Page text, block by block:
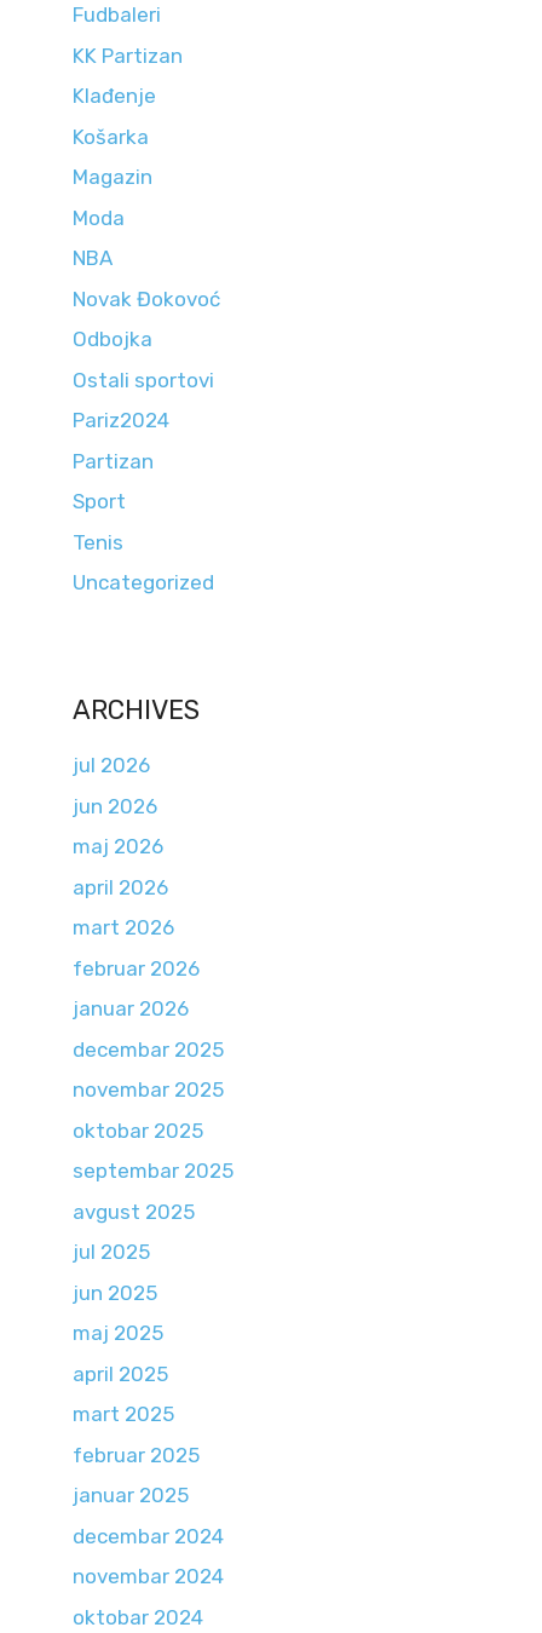
Fudbaleri
KK Partizan
Klađenje
Košarka
Magazin
Moda
NBA
Novak Đokovoć
Odbojka
Ostali sportovi
Pariz2024
Partizan
Sport
Tenis
Uncategorized
ARCHIVES
jul 2026
jun 2026
maj 2026
april 2026
mart 2026
februar 2026
januar 2026
decembar 2025
novembar 2025
oktobar 2025
septembar 2025
avgust 2025
jul 2025
jun 2025
maj 2025
april 2025
mart 2025
februar 2025
januar 2025
decembar 2024
novembar 2024
oktobar 2024